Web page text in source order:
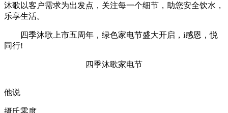
沐歌以客户需求为出发点，关注每一个细节，助您安全饮水，
乐享生活。
四季沐歌上市五周年，绿色家电节盛大开启，i感恩，悦
同行!
四季沐歌家电节
他说
摄氏零度